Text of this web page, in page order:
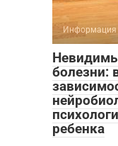
Информация
болезни:
ребенка